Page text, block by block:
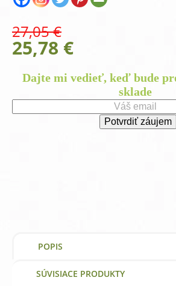
27,05€
Original
price
was:
27,05 €.
25,78 €Current
is:
25,78 €.
Dajte mi vedieť, keď bude
sklade
POPIS
SÚVISIACE PRODUKTY